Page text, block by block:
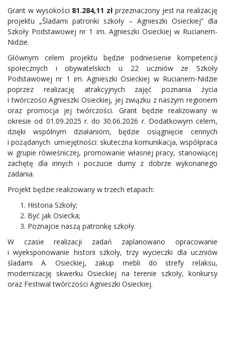
Grant w wysokości 81.284,11 zł przeznaczony jest na realizację
projektu „Śladami patronki szkoły – Agnieszki Osieckiej” dla
Szkoły Podstawowej nr 1 im. Agnieszki Osieckiej w Rucianem-
Nidzie.
Głównym celem projektu będzie podniesienie kompetencji
społecznych i obywatelskich u 22 uczniów ze Szkoły
Podstawowej nr 1 im. Agnieszki Osieckiej w Rucianem-Nidzie
poprzez realizację atrakcyjnych zajęć poznania życia
i twórczości Agnieszki Osieckiej, jej związku z naszym regionem
oraz promocja jej twórczości. Grant będzie realizowany w
okresie od 01.09.2025 r. do 30.06.2026 r. Dodatkowym celem,
dzięki wspólnym działaniom, będzie osiągnięcie cennych
i pożądanych umiejętności: skuteczna komunikacja, współpraca
w grupie rówieśniczej, promowanie własnej pracy, stanowiącej
zachętę dla innych i poczucie dumy z dobrze wykonanego
zadania.
Projekt będzie realizowany w trzech etapach:
Historia Szkoły;
Być jak Osiecka;
Poznajcie naszą patronkę szkoły.
W czasie realizacji zadań zaplanowano opracowanie
i wyeksponowanie historii szkoły, trzy wycieczki dla uczniów
śladami A. Osieckiej, zakup mebli do strefy relaksu,
modernizację skwerku Osieckiej na terenie szkoły, konkursy
oraz Festiwal twórczości Agnieszki Osieckiej.